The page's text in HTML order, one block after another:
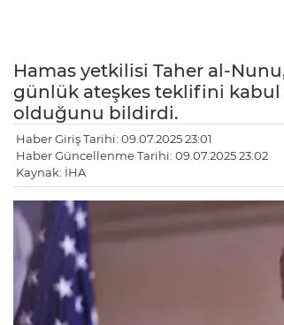
Hamas yetkilisi Taher al-
günlük ateşkes teklifini kabul
olduğunu bildirdi.
Haber Giriş Tarihi: 09.07.2025 23:01
Haber Güncellenme Tarihi: 09.07.2025 23:02
Kaynak: İHA